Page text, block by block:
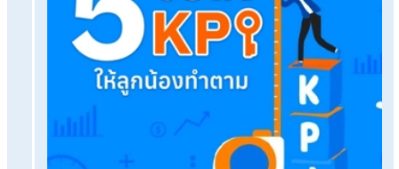
แต่งตัวรับทรัพย์ สีเสื้อมงคลปี69 ใส่แล้วดวงดีทั้งเงิ
กฎหมายความปลอดภัยในการทำงาน มีอะไรบ้างที่น